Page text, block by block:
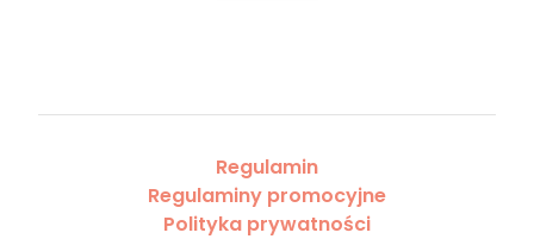
Regulamin
Regulaminy promocyjne
Polityka prywatności